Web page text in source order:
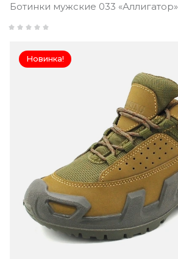
Ботинки мужские 033 «Аллигатор»
Новинка!